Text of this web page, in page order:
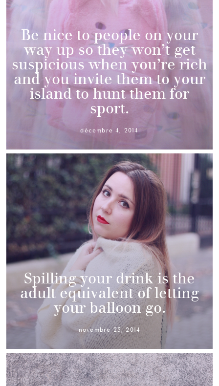
Be nice to people on your
way up so they won’t get
suspicious when you’re rich
and you invite them to your
island to hunt them for
sport.
décembre 4, 2014
Spilling your drink is the
adult equivalent of letting
your balloon go.
novembre 25, 2014